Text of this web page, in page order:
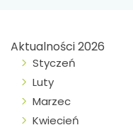
Aktualności 2026
Styczeń
Luty
Marzec
Kwiecień